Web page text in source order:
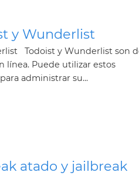
y Wunderlist
Todoist y Wunderlist son
línea. Puede utilizar estos
administrar su...
atado y jailbreak